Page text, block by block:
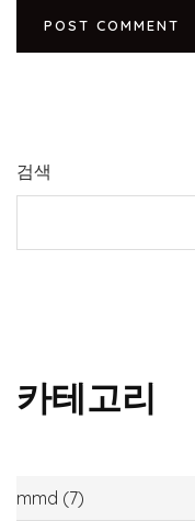
검색
카테고리
mmd (7)